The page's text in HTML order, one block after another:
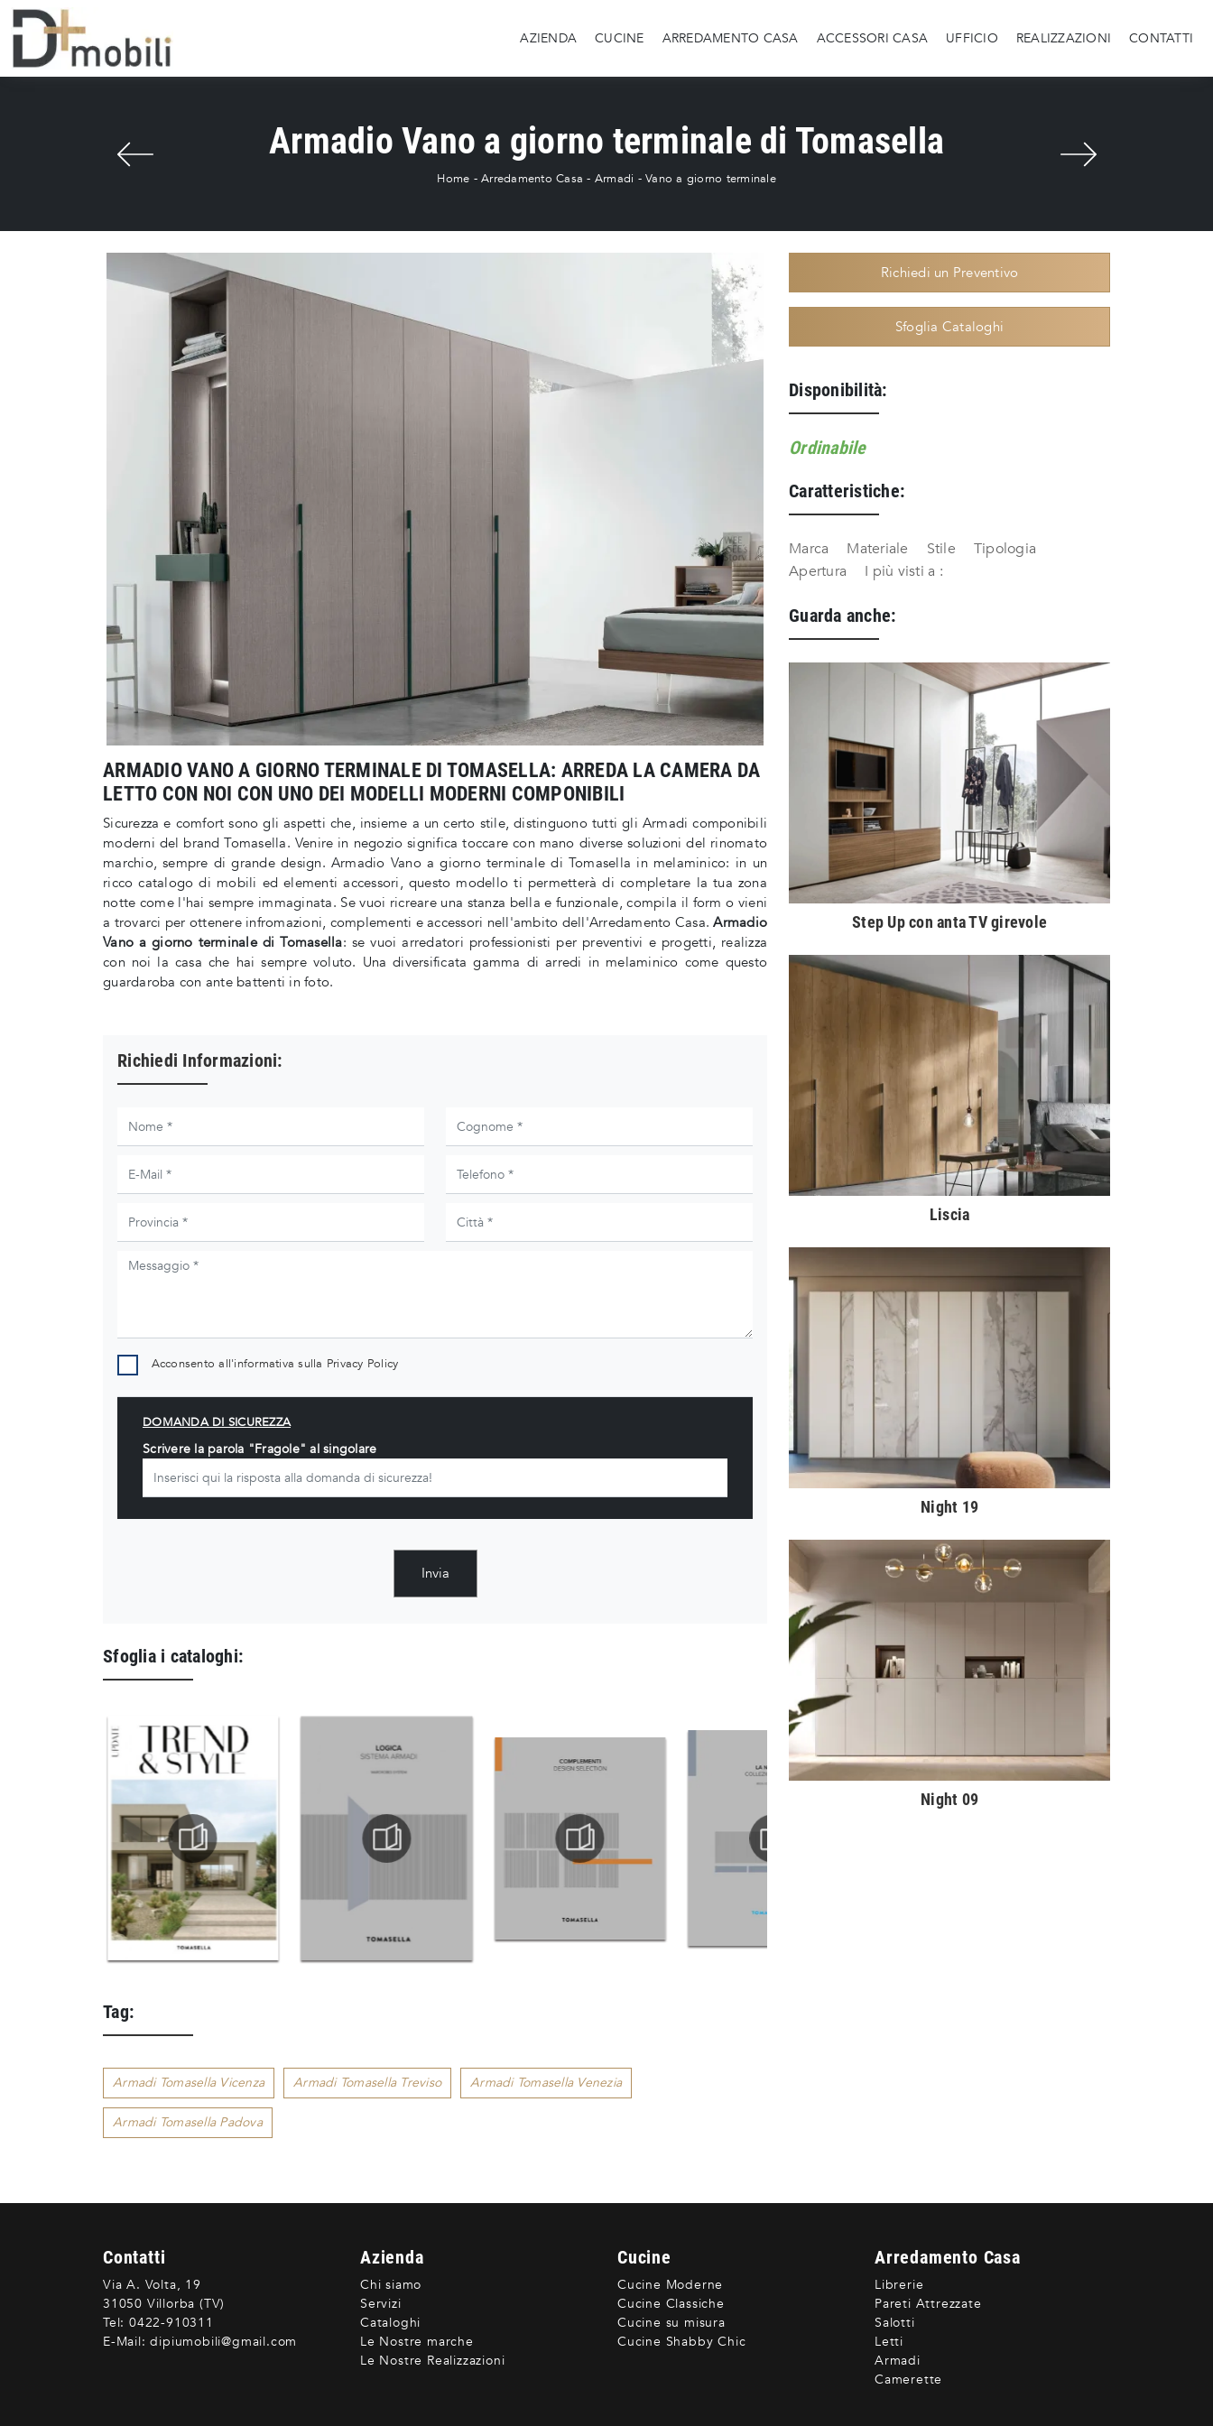
AZIENDA CUCINE ARREDAMENTO CASA ACCESSORI CASA UFFICIO REALIZZAZIONI CONTATTI
Armadio Vano a giorno terminale di Tomasella
Home - Arredamento Casa - Armadi - Vano a giorno terminale
ARMADIO VANO A GIORNO TERMINALE DI TOMASELLA: ARREDA LA CAMERA DA
LETTO CON NOI CON UNO DEI MODELLI MODERNI COMPONIBILI
Sicurezza e comfort sono gli aspetti che, insieme a un certo stile, distinguono tutti gli Armadi componibili
moderni del brand Tomasella. Venire in negozio significa toccare con mano diverse soluzioni del rinomato
marchio, sempre di grande design. Armadio Vano a giorno terminale di Tomasella in melaminico: in un
ricco catalogo di mobili ed elementi accessori, questo modello ti permetterà di completare la tua zona
notte come l'hai sempre immaginata. Se vuoi ricreare una stanza bella e funzionale, compila il form o vieni
a trovarci per ottenere infromazioni, complementi e accessori nell'ambito dell'Arredamento Casa.Armadio
Vano a giorno terminale di Tomasella: se vuoi arredatori professionisti per preventivi e progetti, realizza
con noi la casa che hai sempre voluto. Una diversificata gamma di arredi in melaminico come questo
guardaroba con ante battenti in foto.
Richiedi Informazioni:
Acconsento all'informativa sulla Privacy Policy
DOMANDA DI SICUREZZA
Scrivere la parola "Fragole" al singolare
Invia
Sfoglia i cataloghi:
Tag:
Armadi Tomasella Vicenza Armadi Tomasella Treviso Armadi Tomasella Venezia
Armadi Tomasella Padova
Richiedi un Preventivo
Sfoglia Cataloghi
Disponibilità:
Ordinabile
Caratteristiche:
Marca Materiale Stile
Tipologia
Apertura
I più visti a :
Guarda anche:
Step Up con anta TV girevole
Liscia
Night 19
Night 09
Contatti
Via A. Volta, 19
31050 Villorba (TV)
Tel: 0422-910311
E-Mail: dipiumobili@gmail.com
Azienda
Chi siamo
Servizi
Cataloghi
Le Nostre marche
Le Nostre Realizzazioni
Cucine
Cucine Moderne
Cucine Classiche
Cucine su misura
Cucine Shabby Chic
Arredamento Casa
Librerie
Pareti Attrezzate
Salotti
Letti
Armadi
Camerette